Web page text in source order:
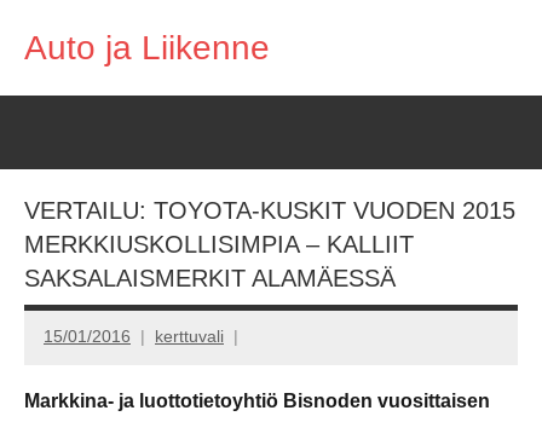
Auto ja Liikenne
VERTAILU: TOYOTA-KUSKIT VUODEN 2015
MERKKIUSKOLLISIMPIA – KALLIIT
SAKSALAISMERKIT ALAMÄESSÄ
15/01/2016 kerttuvali
Markkina- ja luottotietoyhtiö Bisnoden vuosittaisen